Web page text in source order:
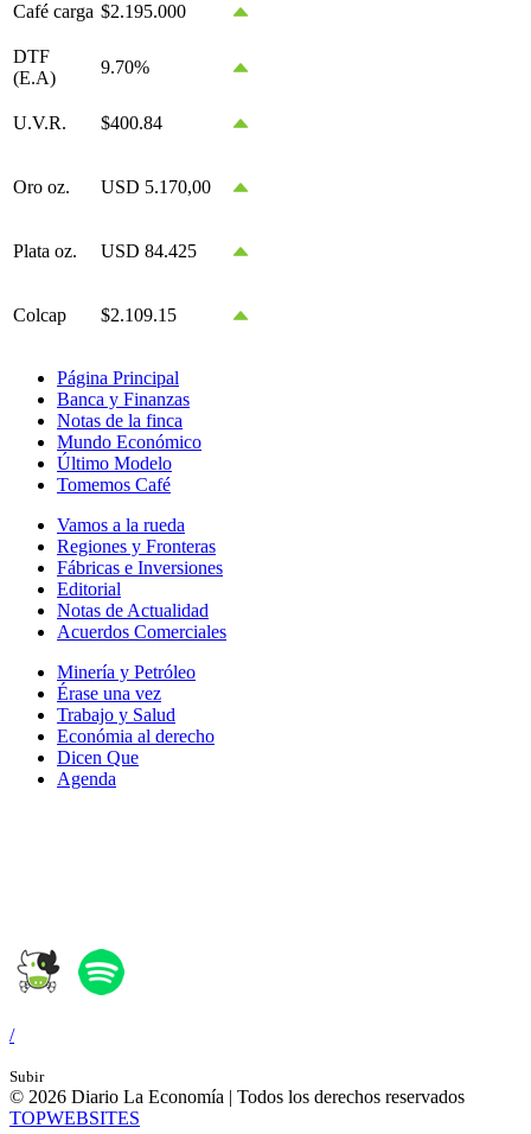
Café carga $2.195.000
DTF
(E.A)
9.70%
U.V.R. $400.84
Oro oz. USD 5.170,00
Plata oz. USD 84.425
Colcap $2.109.15
Página Principal
Banca y Finanzas
Notas de la finca
Mundo Económico
Último Modelo
Tomemos Café
Vamos a la rueda
Regiones y Fronteras
Fábricas e Inversiones
Editorial
Notas de Actualidad
Acuerdos Comerciales
Minería y Petróleo
Érase una vez
Trabajo y Salud
Económia al derecho
Dicen Que
Agenda
/
Subir
© 2026 Diario La Economía | Todos los derechos reservados
TOPWEBSITES